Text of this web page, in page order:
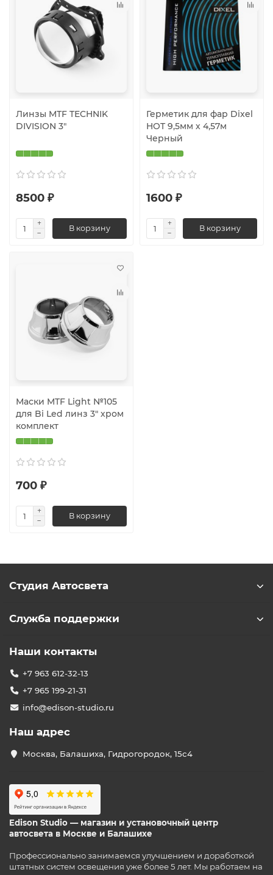
Линзы MTF TECHNIK
DIVISION 3"
8500 ₽
В корзину
Герметик для фар Dixel
HOT 9,5мм х 4,57м
Черный
1600 ₽
В корзину
Маски MTF Light №105
для Bi Led линз 3" хром
комплект
700 ₽
В корзину
Студия Автосвета
Служба поддержки
Наши контакты
+7 963 612-32-13
+7 965 199-21-31
info@edison-studio.ru
Наш адрес
Москва, Балашиха, Гидрогородок, 15с4
Edison Studio — магазин и установочный центр
автосвета в Москве и Балашихе
Профессионально занимаемся улучшением и доработкой
штатных систем освещения уже более 5 лет. Мы работаем на